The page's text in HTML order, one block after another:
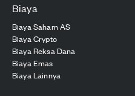
Biaya
Biaya Saham AS
Biaya Crypto
Biaya Reksa Dana
Biaya Emas
Biaya Lainnya